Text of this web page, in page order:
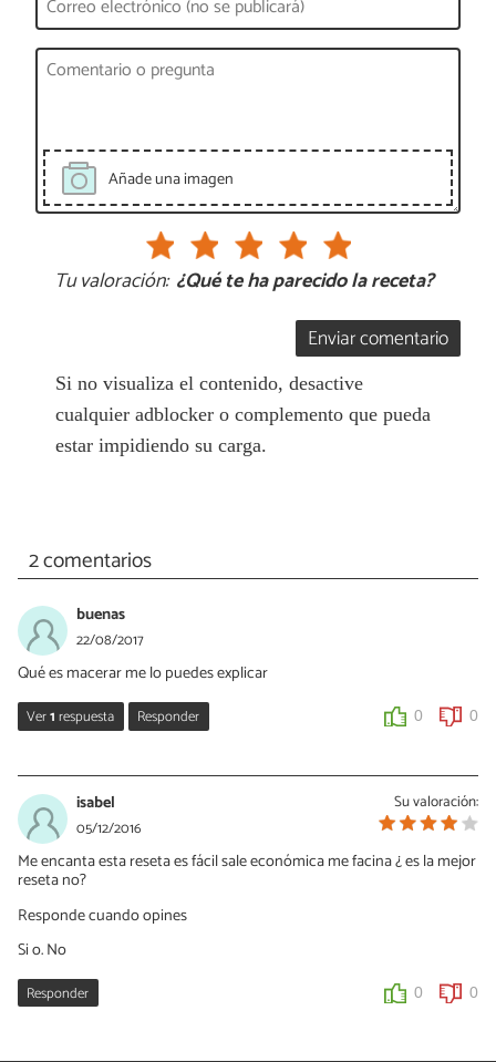
Añade una imagen
Tu valoración: ¿Qué te ha parecido la receta?
Enviar comentario
Si no visualiza el contenido, desactive
cualquier adblocker o complemento que pueda
estar impidiendo su carga.
2 comentarios
buenas
22/08/2017
Qué es macerar me lo puedes explicar
Ver1respuesta Responder 0 0
23/08/2017
Macerar es la acción de dejar en reposo determinados
ingredientes para que impregnen de sabor otros, por ejemplo,
dejar macerar la fruta con limón y azúcar o la carne con
determinado aliño. ¡Saludos!
Su valoración:
isabel
05/12/2016
Me encanta esta reseta es fácil sale económica me facina ¿ es la mejor
reseta no?
Responde cuando opines
Si o. No
Responder 0 0